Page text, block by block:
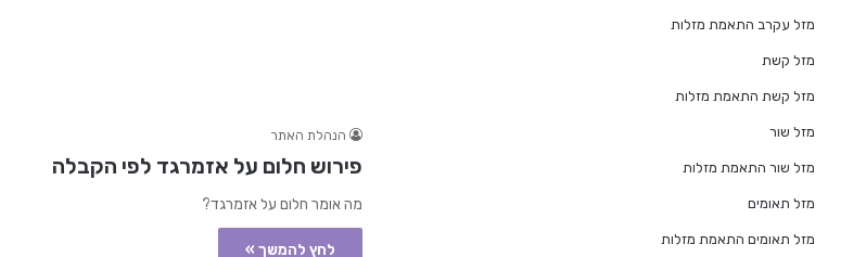
הנהלת האתר
פירוש חלום על אזמרגד לפי הקבלה
מה אומר חלום על אזמרגד?
לחץ להמשך »
מזל עקרב התאמת מזלות
מזל קשת
מזל קשת התאמת מזלות
מזל שור
מזל שור התאמת מזלות
מזל תאומים
מזל תאומים התאמת מזלות